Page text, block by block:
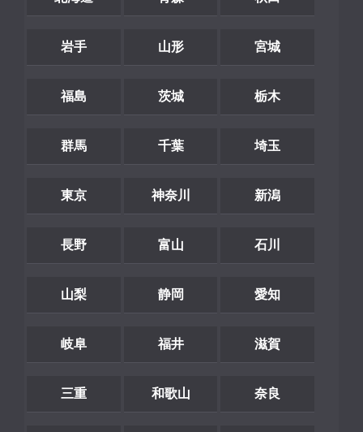
岩手 山形 宮城
福島 茨城 栃木
群馬 千葉 埼玉
東京 神奈川 新潟
長野 富山 石川
山梨 静岡 愛知
岐阜 福井 滋賀
三重 和歌山 奈良